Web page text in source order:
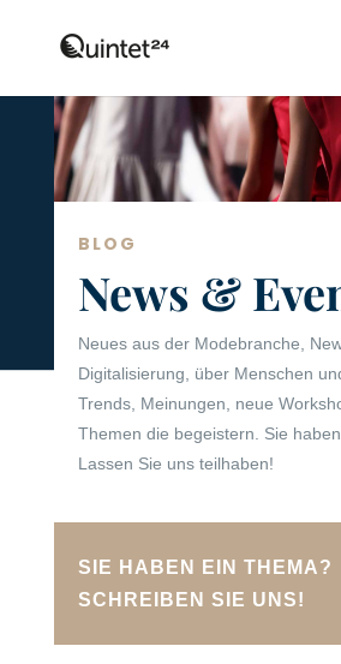
BLOG
News &
Neues aus der Modebranche,
Digitalisierung, über Menschen
Trends, Meinungen, neue
Themen die begeistern. Sie
Lassen Sie uns teilhaben!
SIE HABEN EIN THEMA?
SCHREIBEN SIE UNS!